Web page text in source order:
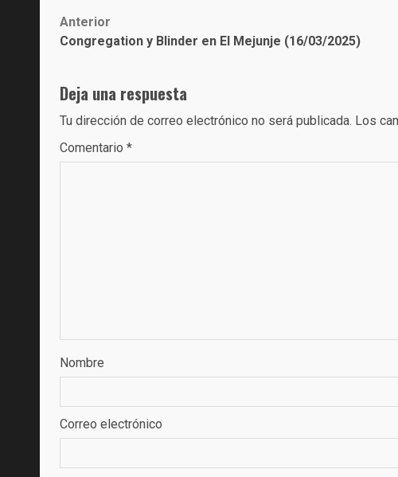
Post
navigation
Anterior
Congregation y Blinder en El Mejunje (16/03/2025)
Deja una respuesta
Tu dirección de correo electrónico no será publicada. Los
Comentario *
Nombre
Correo electrónico